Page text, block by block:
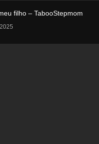
filho – TabooStepmom